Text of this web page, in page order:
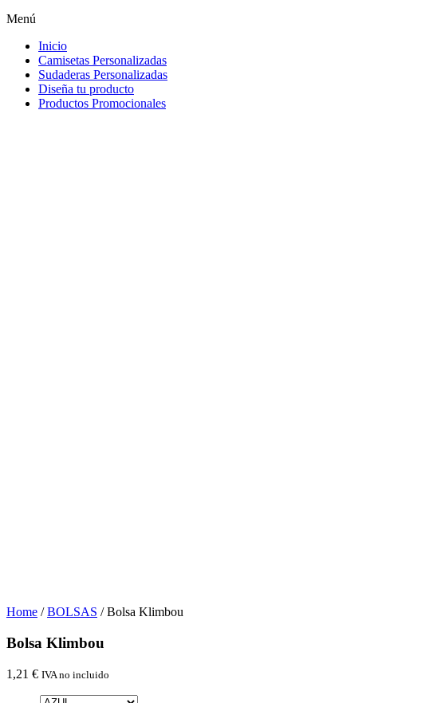
Menú
Inicio
Camisetas Personalizadas
Sudaderas Personalizadas
Diseña tu producto
Productos Promocionales
Home /BOLSAS / Bolsa Klimbou
Bolsa Klimbou
1,21 € IVA no incluido